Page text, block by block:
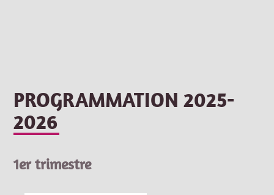
PROGRAMMATION 2025-
2026
1er trimestre